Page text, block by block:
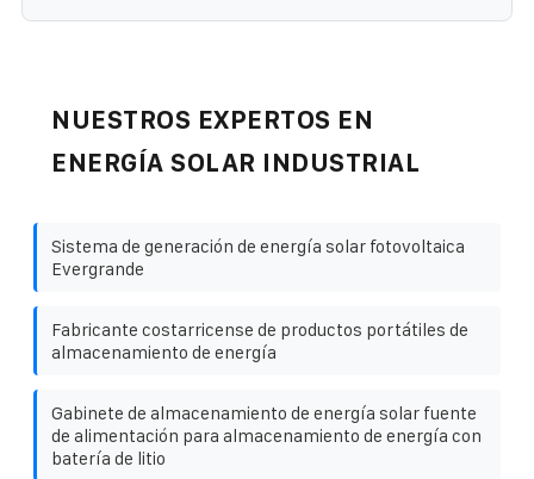
NUESTROS EXPERTOS EN
ENERGÍA SOLAR INDUSTRIAL
Sistema de generación de energía solar fotovoltaica
Evergrande
Fabricante costarricense de productos portátiles de
almacenamiento de energía
Gabinete de almacenamiento de energía solar fuente
de alimentación para almacenamiento de energía con
batería de litio